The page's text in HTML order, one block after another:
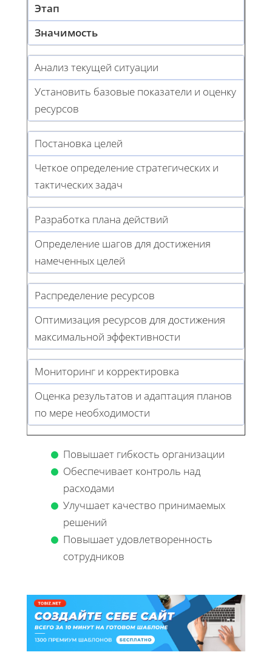
Этап
Значимость
Анализ текущей ситуации
Установить базовые показатели и оценку
ресурсов
Постановка целей
Четкое определение стратегических и
тактических задач
Разработка плана действий
Определение шагов для достижения
намеченных целей
Распределение ресурсов
Оптимизация ресурсов для достижения
максимальной эффективности
Мониторинг и корректировка
Оценка результатов и адаптация планов
по мере необходимости
Повышает гибкость организации
Обеспечивает контроль над
расходами
Улучшает качество принимаемых
решений
Повышает удовлетворенность
сотрудников